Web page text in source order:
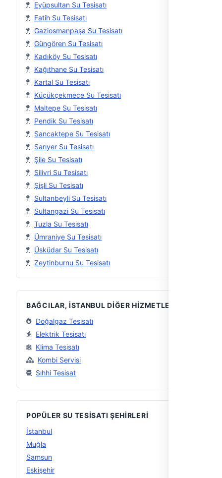
Eyüpsultan Su Tesisatı
Fatih Su Tesisatı
Gaziosmanpaşa Su Tesisatı
Güngören Su Tesisatı
Kadıköy Su Tesisatı
Kağıthane Su Tesisatı
Kartal Su Tesisatı
Küçükçekmece Su Tesisatı
Maltepe Su Tesisatı
Pendik Su Tesisatı
Sancaktepe Su Tesisatı
Sarıyer Su Tesisatı
Şile Su Tesisatı
Silivri Su Tesisatı
Şişli Su Tesisatı
Sultanbeyli Su Tesisatı
Sultangazi Su Tesisatı
Tuzla Su Tesisatı
Ümraniye Su Tesisatı
Üsküdar Su Tesisatı
Zeytinburnu Su Tesisatı
BAĞCILAR, İSTANBUL DIĞER HIZMETLER
Doğalgaz Tesisatı
Elektrik Tesisatı
Klima Tesisatı
Kombi Servisi
Sıhhi Tesisat
POPÜLER SU TESISATI ŞEHIRLERI
İstanbul
Muğla
Samsun
Eskişehir